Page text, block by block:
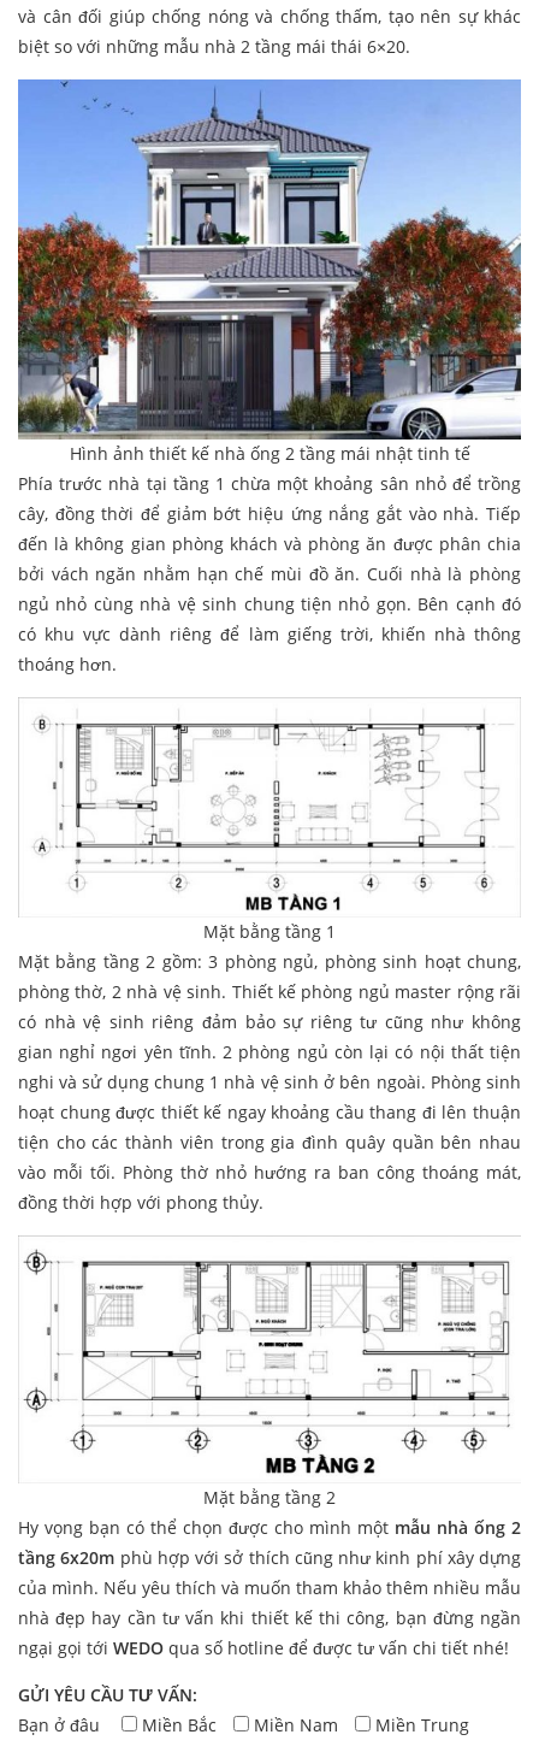
và cân đối giúp chống nóng và chống thấm, tạo nên sự khác
biệt so với những mẫu nhà 2 tầng mái thái 6×20.
Hình ảnh thiết kế nhà ống 2 tầng mái nhật tinh tế
Phía trước nhà tại tầng 1 chừa một khoảng sân nhỏ để trồng
cây, đồng thời để giảm bớt hiệu ứng nắng gắt vào nhà. Tiếp
đến là không gian phòng khách và phòng ăn được phân chia
bởi vách ngăn nhằm hạn chế mùi đồ ăn. Cuối nhà là phòng
ngủ nhỏ cùng nhà vệ sinh chung tiện nhỏ gọn. Bên cạnh đó
có khu vực dành riêng để làm giếng trời, khiến nhà thông
thoáng hơn.
Mặt bằng tầng 1
Mặt bằng tầng 2 gồm: 3 phòng ngủ, phòng sinh hoạt chung,
phòng thờ, 2 nhà vệ sinh. Thiết kế phòng ngủ master rộng rãi
có nhà vệ sinh riêng đảm bảo sự riêng tư cũng như không
gian nghỉ ngơi yên tĩnh. 2 phòng ngủ còn lại có nội thất tiện
nghi và sử dụng chung 1 nhà vệ sinh ở bên ngoài. Phòng sinh
hoạt chung được thiết kế ngay khoảng cầu thang đi lên thuận
tiện cho các thành viên trong gia đình quây quần bên nhau
vào mỗi tối. Phòng thờ nhỏ hướng ra ban công thoáng mát,
đồng thời hợp với phong thủy.
Mặt bằng tầng 2
Hy vọng bạn có thể chọn được cho mình một mẫu nhà ống 2
tầng 6x20m phù hợp với sở thích cũng như kinh phí xây dựng
của mình. Nếu yêu thích và muốn tham khảo thêm nhiều mẫu
nhà đẹp hay cần tư vấn khi thiết kế thi công, bạn đừng ngần
ngại gọi tới WEDO qua số hotline để được tư vấn chi tiết nhé!
GỬI YÊU CẦU TƯ VẤN:
Bạn ở đâu
Miền Bắc Miền Nam Miền Trung